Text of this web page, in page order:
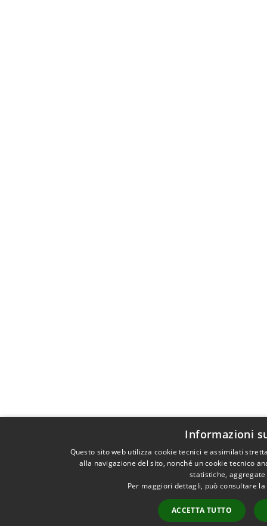
Informazioni
Questo sito web utilizza cookie tecnici e assimilati
alla navigazione del sito, nonché un cookie tecnico
statistiche,
Per maggiori dettagli, può consultare
ACCETTA TUTTO